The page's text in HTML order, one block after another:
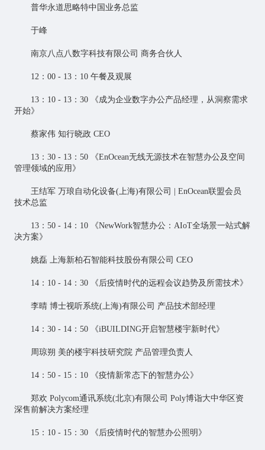
普华永道思略特中国业务总监
于峰
南京八点八数字科技有限公司 商务合伙人
12：00 - 13：10 午餐及观展
13：10 - 13：30 《成为企业数字办公产品经理，从洞察需求
开始》
蔡家伟 知行晓政 CEO
13：30 - 13：50 《EnOcean无线无源技术在智慧办公及空间
管理领域的应用》
王结军 万琅自动化设备(上海)有限公司 | EnOcean联盟会员
技术总监
13：50 - 14：10 《NewWork智慧办公：AIoT全场景一站式解
决方案》
姚磊 上海新柏石智能科技股份有限公司 CEO
14：10 - 14：30 《后疫情时代的远程会议趋势及所需技术》
李晴 博士视听系统(上海)有限公司 产品技术部经理
14：30 - 14：50 《iBUILDING开启智慧楼宇新时代》
周琼朔 美的楼宇科技研究院 产品管理负责人
14：50 - 15：10 《疫情新常态下的智慧办公》
郑欢 Polycom通讯系统(北京)有限公司 Poly博诣大中华区资
深售前解决方案经理
15：10 - 15：30 《后疫情时代的智慧办公照明》